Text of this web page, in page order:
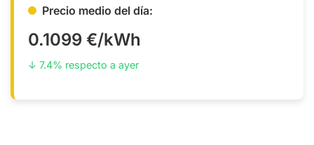
Precio medio del día:
0.1099 €/kWh
↓ 7.4% respecto a ayer